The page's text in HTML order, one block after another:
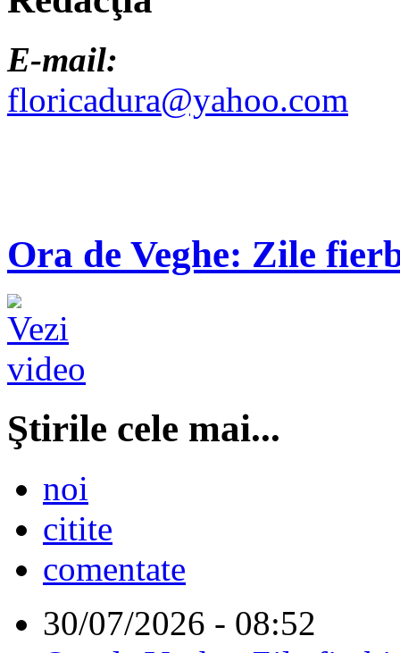
E-mail:
floricadura@yahoo.com
Ora de Veghe: Zile
Ştirile cele mai...
noi
citite
comentate
30/07/2026 - 08:52